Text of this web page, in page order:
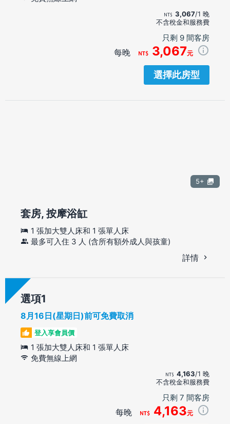
3,067/1 晚
不含稅金和服務費
只剩 9 間客房
每晚 3,067元
選擇此房型
5+
套房, 按摩浴缸
1 張加大雙人床和 1 張單人床
最多可入住 3 人 (含所有額外成人與孩童)
詳情
選項
8月16日(星期日)前可免費取消
登入享會員價
1 張加大雙人床和 1 張單人床
免費無線上網
4,163/1 晚
不含稅金和服務費
只剩 7 間客房
每晚 4,163元